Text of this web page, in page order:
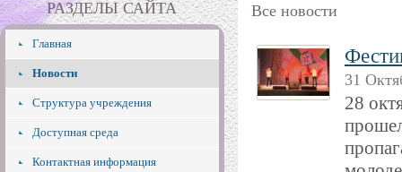
РАЗДЕЛЫ САЙТА
Главная
Новости
Структура учреждения
Доступная среда
Контактная информация
Все новости
31
28